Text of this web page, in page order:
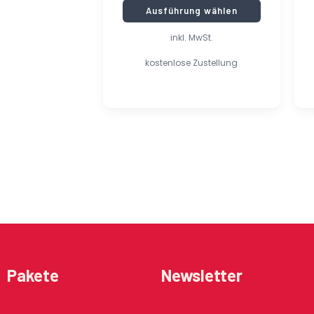
inkl. MwSt.
kostenlose Zustellung
Ausführung wählen
Pakete Newsletter